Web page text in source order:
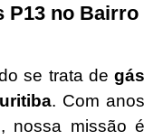
P13 no Bairro
se trata de gás
. Com anos
nossa missão é